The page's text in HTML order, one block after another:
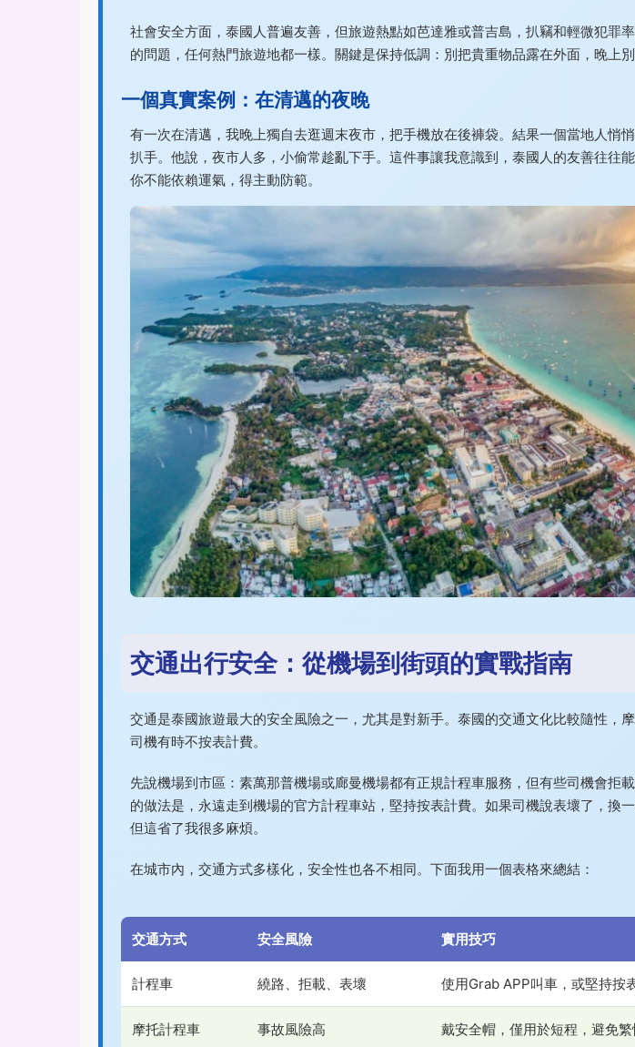
社會安全方面，泰國人普遍友善，但旅遊熱點如芭達雅或普吉島，扒竊和輕微犯罪
的問題，任何熱門旅遊地都一樣。關鍵是保持低調：別把貴重物品露在外面，晚上別
一個真實案例：在清邁的夜晚
有一次在清邁，我晚上獨自去逛週末夜市，把手機放在後褲袋。結果一個當地人悄
扒手。他說，夜市人多，小偷常趁亂下手。這件事讓我意識到，泰國人的友善往往
你不能依賴運氣，得主動防範。
交通出行安全：從機場到街頭的實戰指南
交通是泰國旅遊最大的安全風險之一，尤其是對新手。泰國的交通文化比較隨性，
司機有時不按表計費。
先說機場到市區：素萬那普機場或廊曼機場都有正規計程車服務，但有些司機會拒
的做法是，永遠走到機場的官方計程車站，堅持按表計費。如果司機說表壞了，換
但這省了我很多麻煩。
在城市內，交通方式多樣化，安全性也各不相同。下面我用一個表格來總結：
交通方式 安全風險 實用技巧
計程車 繞路、拒載、表壞 使用Grab APP叫車，或堅持按
摩托計程車 事故風險高 戴安全帽，僅用於短程，避免